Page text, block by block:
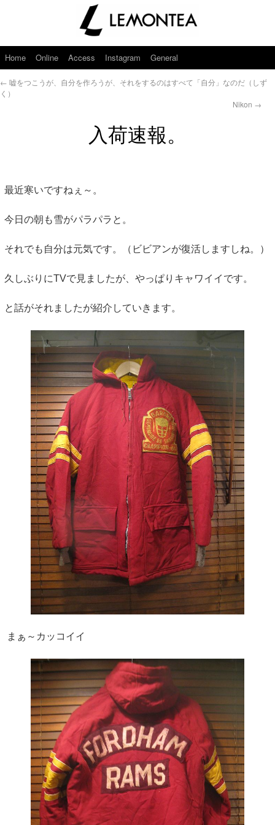
Home Online Access Instagram General
← 嘘をつこうが、自分を作ろうが、それをするのはすべて「自分」なのだ（しず
く）
Nikon →
入荷速報。
最近寒いですねぇ～。
今日の朝も雪がパラパラと。
それでも自分は元気です。（ビビアンが復活しますしね。）
久しぶりにTVで見ましたが、やっぱりキャワイイです。
と話がそれましたが紹介していきます。
まぁ～カッコイイ